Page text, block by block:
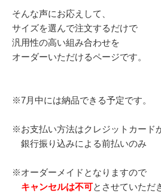
そんな声にお応えして、
サイズを選んで注文するだけで
汎用性の高い組み合わせを
オーダーいただけるページです。
※7月中には納品できる予定です。
※お支払い方法はクレジットカード
銀行振り込みによる前払いのみ
※オーダーメイドとなりますので
キャンセルは不可とさせていただ